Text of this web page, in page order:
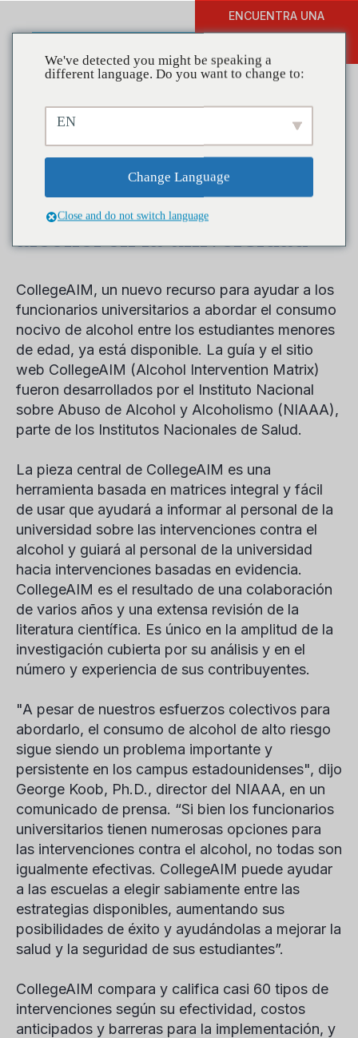
ENCUENTRA UNA
NIAAA publica recurso
integral para ayudar a
abordar el consumo de
alcohol en la universidad
CollegeAIM, un nuevo recurso para ayudar a los
funcionarios universitarios a abordar el consumo
nocivo de alcohol entre los estudiantes menores
de edad, ya está disponible. La guía y el sitio
web CollegeAIM (Alcohol Intervention Matrix)
fueron desarrollados por el Instituto Nacional
sobre Abuso de Alcohol y Alcoholismo (NIAAA),
parte de los Institutos Nacionales de Salud.
La pieza central de CollegeAIM es una
herramienta basada en matrices integral y fácil
de usar que ayudará a informar al personal de la
universidad sobre las intervenciones contra el
alcohol y guiará al personal de la universidad
hacia intervenciones basadas en evidencia.
CollegeAIM es el resultado de una colaboración
de varios años y una extensa revisión de la
literatura científica. Es único en la amplitud de la
investigación cubierta por su análisis y en el
número y experiencia de sus contribuyentes.
"A pesar de nuestros esfuerzos colectivos para
abordarlo, el consumo de alcohol de alto riesgo
sigue siendo un problema importante y
persistente en los campus estadounidenses", dijo
George Koob, Ph.D., director del NIAAA, en un
comunicado de prensa. “Si bien los funcionarios
universitarios tienen numerosas opciones para
las intervenciones contra el alcohol, no todas son
igualmente efectivas. CollegeAIM puede ayudar
a las escuelas a elegir sabiamente entre las
estrategias disponibles, aumentando sus
posibilidades de éxito y ayudándolas a mejorar la
salud y la seguridad de sus estudiantes”.
CollegeAIM compara y califica casi 60 tipos de
intervenciones según su efectividad, costos
anticipados y barreras para la implementación, y
We've detected you might be speaking a
different language. Do you want to change to:
EN
Change Language
Close and do not switch language